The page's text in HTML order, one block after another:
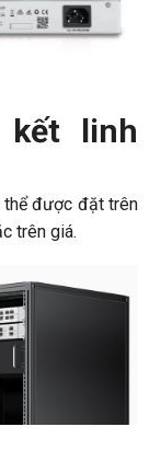
kết linh
được đặt trên
trên giá.